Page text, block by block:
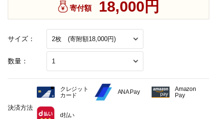
サイズ：
数量：
寄付額 18,000円
決済方法
クレジット
カード
ANA Pay
Amazon
Pay
d払い